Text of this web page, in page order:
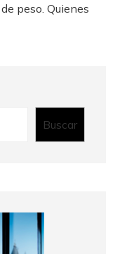
peso. Quienes
Buscar